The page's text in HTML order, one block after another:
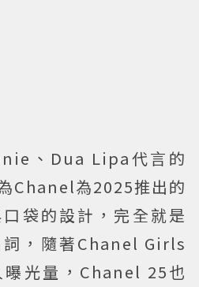
、Dua Lipa代言的
Chanel為2025推出的
袋的設計，完全就是
，隨著Chanel Girls
光量，Chanel 25也